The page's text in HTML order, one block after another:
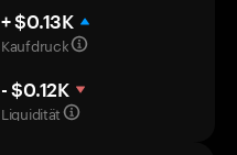
+ $0.13K
Kaufdruck
- $0.12K
Liquidität